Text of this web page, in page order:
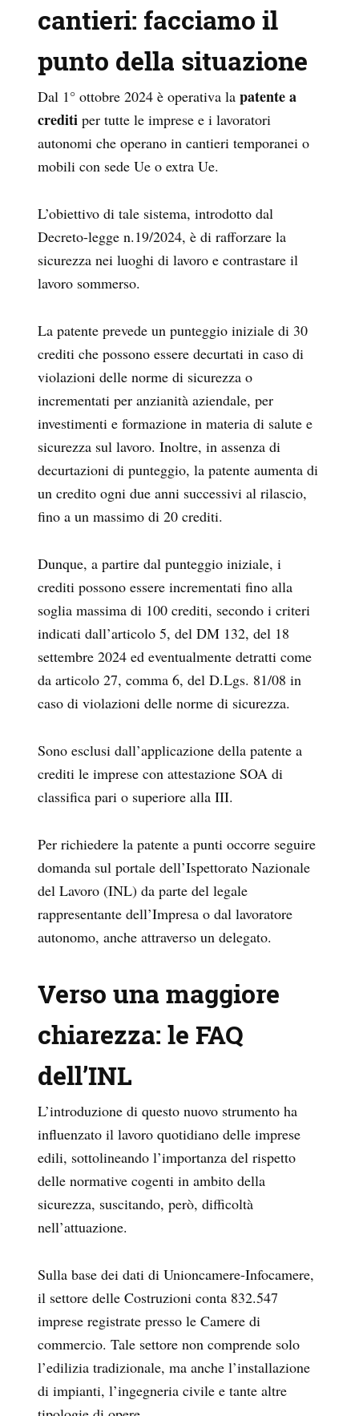
cantieri: facciamo il
punto della situazione
Dal 1° ottobre 2024 è operativa la patente a
crediti per tutte le imprese e i lavoratori
autonomi che operano in cantieri temporanei o
mobili con sede Ue o extra Ue.
L’obiettivo di tale sistema, introdotto dal
Decreto-legge n.19/2024, è di rafforzare la
sicurezza nei luoghi di lavoro e contrastare il
lavoro sommerso.
La patente prevede un punteggio iniziale di 30
crediti che possono essere decurtati in caso di
violazioni delle norme di sicurezza o
incrementati per anzianità aziendale, per
investimenti e formazione in materia di salute e
sicurezza sul lavoro. Inoltre, in assenza di
decurtazioni di punteggio, la patente aumenta di
un credito ogni due anni successivi al rilascio,
fino a un massimo di 20 crediti.
Dunque, a partire dal punteggio iniziale, i
crediti possono essere incrementati fino alla
soglia massima di 100 crediti, secondo i criteri
indicati dall’articolo 5, del DM 132, del 18
settembre 2024 ed eventualmente detratti come
da articolo 27, comma 6, del D.Lgs. 81/08 in
caso di violazioni delle norme di sicurezza.
Sono esclusi dall’applicazione della patente a
crediti le imprese con attestazione SOA di
classifica pari o superiore alla III.
Per richiedere la patente a punti occorre seguire
domanda sul portale dell’Ispettorato Nazionale
del Lavoro (INL) da parte del legale
rappresentante dell’Impresa o dal lavoratore
autonomo, anche attraverso un delegato.
Verso una maggiore
chiarezza: le FAQ
dell’INL
L’introduzione di questo nuovo strumento ha
influenzato il lavoro quotidiano delle imprese
edili, sottolineando l’importanza del rispetto
delle normative cogenti in ambito della
sicurezza, suscitando, però, difficoltà
nell’attuazione.
Sulla base dei dati di Unioncamere-Infocamere,
il settore delle Costruzioni conta 832.547
imprese registrate presso le Camere di
commercio. Tale settore non comprende solo
l’edilizia tradizionale, ma anche l’installazione
di impianti, l’ingegneria civile e tante altre